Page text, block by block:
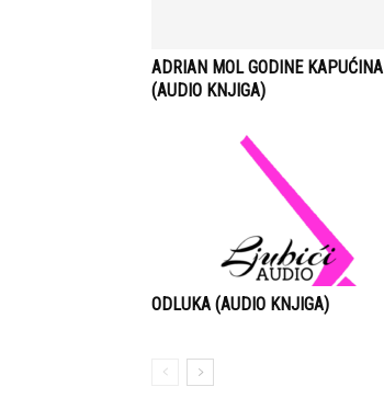
ADRIAN MOL GODINE KAPUĆINA
(AUDIO KNJIGA)
ODLUKA (AUDIO KNJIGA)